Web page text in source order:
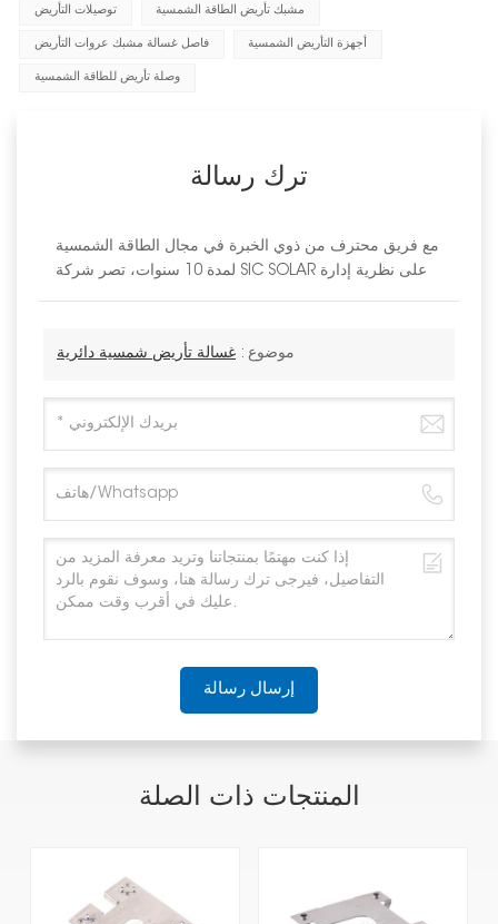
توصيلات التأريض مشبك تأريض الطاقة الشمسية
فاصل غسالة مشبك عروات التأريض أجهزة التأريض الشمسية
وصلة تأريض للطاقة الشمسية
ترك رسالة
مع فريق محترف من ذوي الخبرة في مجال الطاقة الشمسية
لمدة 10 سنوات، تصر شركة SIC SOLAR على نظرية إدارة
موضوع : غسالة تأريض شمسية دائرية
إرسال رسالة
المنتجات ذات الصلة